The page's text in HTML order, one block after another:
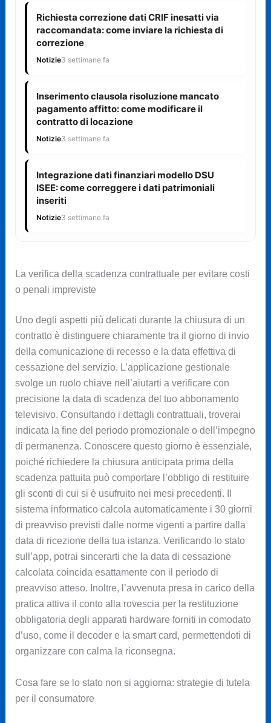
Richiesta correzione dati CRIF inesatti via
raccomandata: come inviare la richiesta di
correzione
Notizie3 settimane fa
Inserimento clausola risoluzione mancato
pagamento affitto: come modificare il
contratto di locazione
Notizie3 settimane fa
Integrazione dati finanziari modello DSU
ISEE: come correggere i dati patrimoniali
inseriti
Notizie3 settimane fa
La verifica della scadenza contrattuale per evitare costi
o penali impreviste
Uno degli aspetti più delicati durante la chiusura di un
contratto è distinguere chiaramente tra il giorno di invio
della comunicazione di recesso e la data effettiva di
cessazione del servizio. L’applicazione gestionale
svolge un ruolo chiave nell’aiutarti a verificare con
precisione la data di scadenza del tuo abbonamento
televisivo. Consultando i dettagli contrattuali, troverai
indicata la fine del periodo promozionale o dell’impegno
di permanenza. Conoscere questo giorno è essenziale,
poiché richiedere la chiusura anticipata prima della
scadenza pattuita può comportare l’obbligo di restituire
gli sconti di cui si è usufruito nei mesi precedenti. Il
sistema informatico calcola automaticamente i 30 giorni
di preavviso previsti dalle norme vigenti a partire dalla
data di ricezione della tua istanza. Verificando lo stato
sull’app, potrai sincerarti che la data di cessazione
calcolata coincida esattamente con il periodo di
preavviso atteso. Inoltre, l’avvenuta presa in carico della
pratica attiva il conto alla rovescia per la restituzione
obbligatoria degli apparati hardware forniti in comodato
d’uso, come il decoder e la smart card, permettendoti di
organizzare con calma la riconsegna.
Cosa fare se lo stato non si aggiorna: strategie di tutela
per il consumatore